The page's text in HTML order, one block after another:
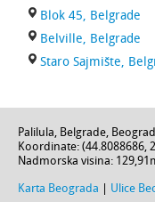
Blok 45, Belgrade
Belville, Belgrade
Staro Sajmište,
Palilula, Belgrade,
Koordinate: (44.8088686,
Nadmorska visina:
Karta Beograda Ulice